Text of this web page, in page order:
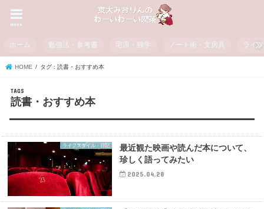
menu
ホーム 勉強法・参考書 宅浪・独学 ノート術・文房具 ライ
HOME タグ : 読書・おすすめ本
読書・おすすめ本
ライフスタイル・日記
最近観た映画や読んだ本について、
珍しく語ってみたい
2025.04.28